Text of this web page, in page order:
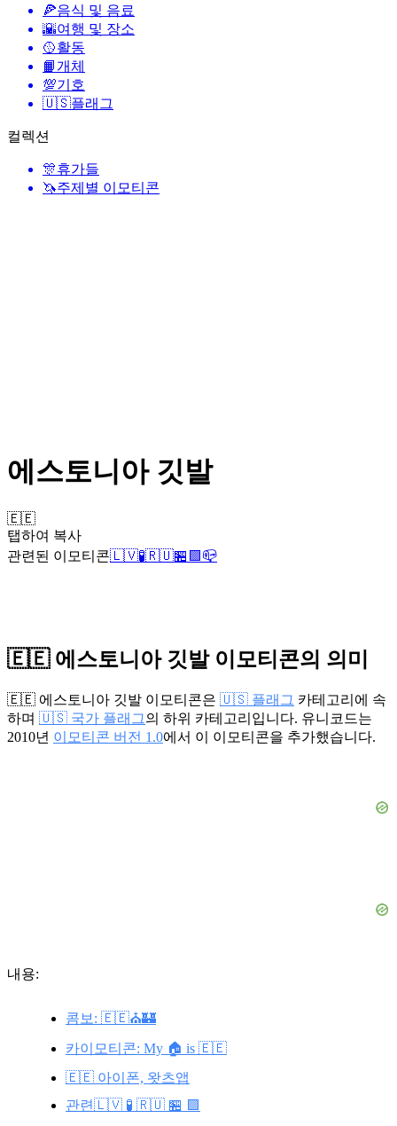
🍕음식 및 음료
🌇여행 및 장소
🥎활동
📙개체
💯기호
🇺🇸플래그
컬렉션
🎊휴가들
🦄주제별 이모티콘
에스토니아 깃발
🇪🇪
탭하여 복사
관련된 이모티콘🇱🇻🧪🇷🇺🏪 🟪 📪
🇪🇪 에스토니아 깃발 이모티콘의 의미
🇪🇪 에스토니아 깃발 이모티콘은 🇺🇸 플래그 카테고리에 속
하며 🇺🇸 국가 플래그의 하위 카테고리입니다. 유니코드는
2010년 이모티콘 버전 1.0에서 이 이모티콘을 추가했습니다.
내용:
콤보: 🇪🇪⛪🏰
카이모티콘: My 🏠 is 🇪🇪
🇪🇪 아이폰, 왓츠앱
관련🇱🇻 🧪 🇷🇺 🏪 🟪